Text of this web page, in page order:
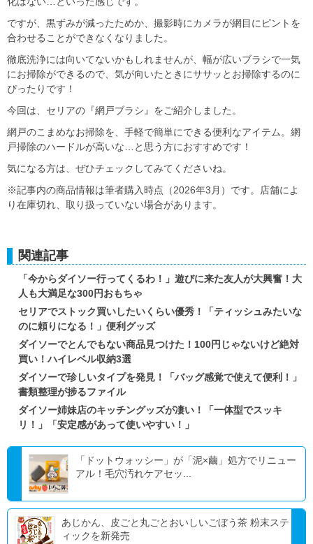
ですが、黒ずみが減ったためか、撮影時にカメラが網目にピントを
合わせることができなくなりました。
徹底洗浄には向いてないかもしれませんが、幅が広いブラシで一気
にお掃除ができるので、気が向いたときにササッとお掃除するのに
ぴったりです！
今回は、セリアの『網戸ブラシ』をご紹介しました。
網戸のこまめなお掃除を、手軽で簡単にできる便利なアイテム。網
戸掃除のハードルが高いな…と思う方におすすめです！
気になる方は、ぜひチェックしてみてくださいね。
※記事内の商品情報は筆者購入時点（2026年3月）です。店舗によ
り在庫切れ、取り扱っていない場合があります。
関連記事
「今からダイソー行ってくるわ！」遊びに来た友人が大興奮！大
人も大満足な300円おもちゃ
セリアでストック買いしたいくらい優秀！「ティッシュみたいな
のに頼りになる！」便利グッズ
ダイソーでとんでもない商品見つけた！100円じゃないけど絶対
買い！ハイレベル収納3選
ダイソーで珍しいタイプを発見！「バッグ感覚で使えて便利！」
書類整理が捗るファイル
ダイソー姉妹店のキッチングッズが凄い！「一体型でスッキ
リ！」「安定感があって使いやすい！」
「ドットウォッシー」が「泥×繭」処方でリニュー
アル！毛穴汚れケアセッ...
あじかん、皮ごと丸ごとおいしいごぼう茶 粉末ステ
ィックを新発売